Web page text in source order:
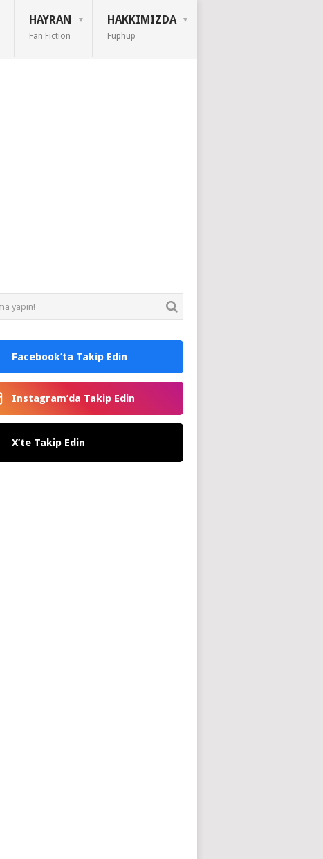
HAYRAN
Fan Fiction
HAKKIMIZDA
Fuphup
Facebook’ta Takip Edin
Instagram’da Takip Edin
X’te Takip Edin